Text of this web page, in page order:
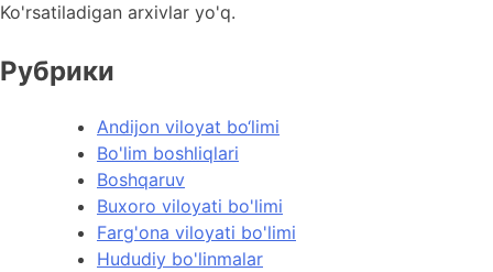
Ko'rsatiladigan arxivlar yo'q.
Рубрики
Andijon viloyat bo‘limi
Bo'lim boshliqlari
Boshqaruv
Buxoro viloyati bo'limi
Farg'ona viloyati bo'limi
Hududiy bo'linmalar